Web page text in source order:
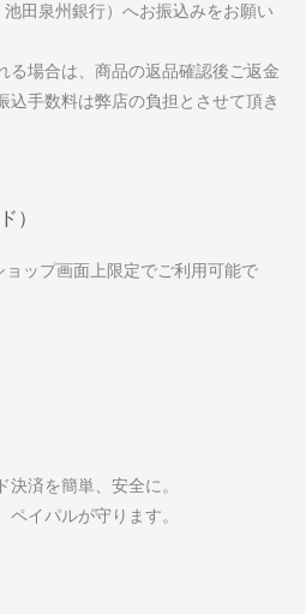
田泉州銀行）へお振込みをお願い
る場合は、商品の返品確認後ご返金
込手数料は弊店の負担とさせて頂き
）
ョップ画面上限定でご利用可能で
済を簡単、安全に。
ペイパルが守ります。